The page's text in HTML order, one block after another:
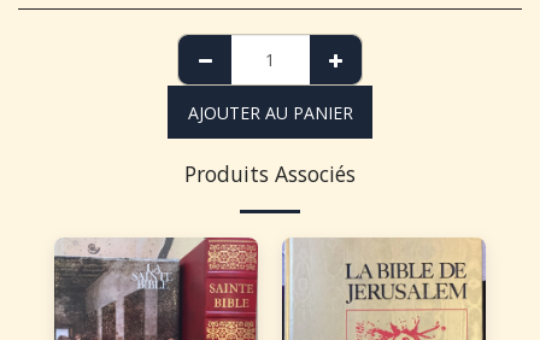
AJOUTER AU PANIER
Produits Associés